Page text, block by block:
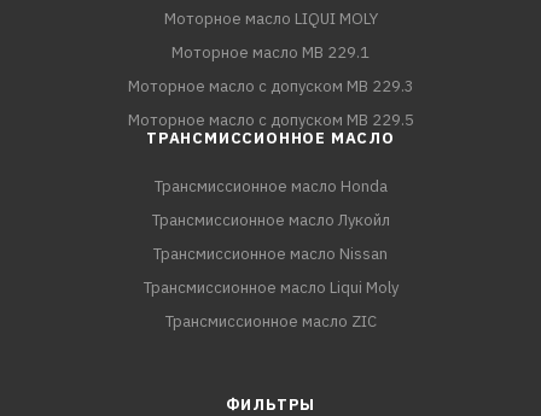
Моторное масло LIQUI MOLY
Моторное масло MB 229.1
Моторное масло с допуском MB 229.3
Моторное масло с допуском MB 229.5
ТРАНСМИССИОННОЕ МАСЛО
Трансмиссионное масло Honda
Трансмиссионное масло Лукойл
Трансмиссионное масло Nissan
Трансмиссионное масло Liqui Moly
Трансмиссионное масло ZIC
ФИЛЬТРЫ